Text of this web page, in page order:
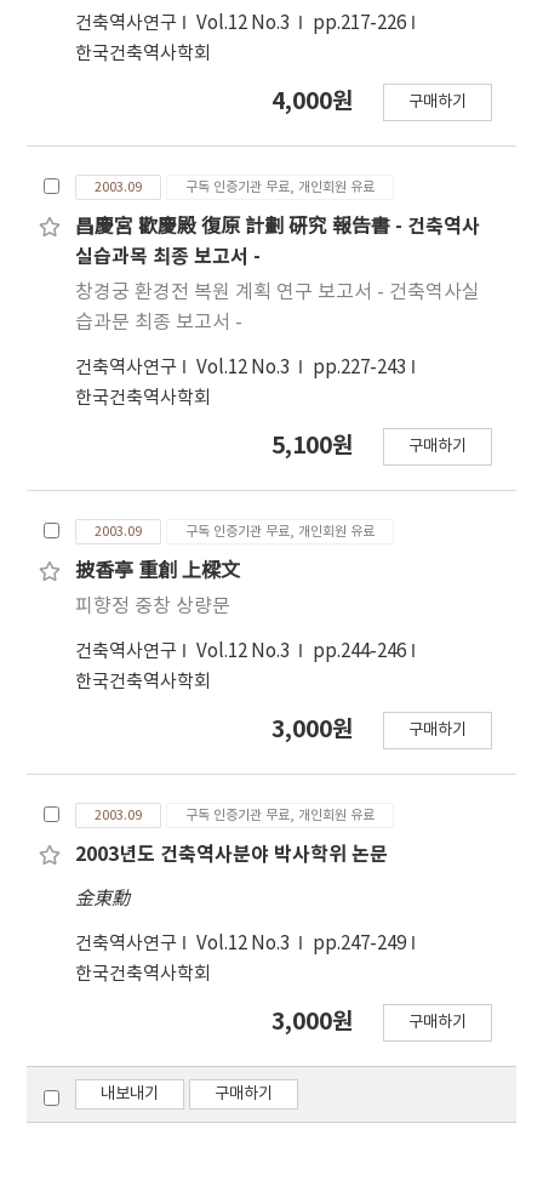
건축역사연구 Vol.12 No.3
pp.217-226
한국건축역사학회
4,000원 구매하기
2003.09 구독 인증기관 무료, 개인회원 유료
昌慶宮 歡慶殿 復原 計劃 硏究 報告書 - 건축역사
실습과목 최종 보고서 -
창경궁 환경전 복원 계획 연구 보고서 - 건축역사실
습과문 최종 보고서 -
건축역사연구 Vol.12 No.3
pp.227-243
한국건축역사학회
5,100원 구매하기
2003.09 구독 인증기관 무료, 개인회원 유료
披香亭 重創 上樑文
피향정 중창 상량문
건축역사연구 Vol.12 No.3
pp.244-246
한국건축역사학회
3,000원 구매하기
2003.09 구독 인증기관 무료, 개인회원 유료
2003년도 건축역사분야 박사학위 논문
金東勳
건축역사연구 Vol.12 No.3
pp.247-249
한국건축역사학회
3,000원 구매하기
내보내기 구매하기